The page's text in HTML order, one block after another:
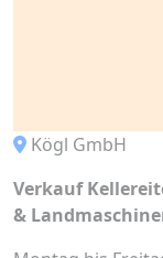
Kögl GmbH
Verkauf
&